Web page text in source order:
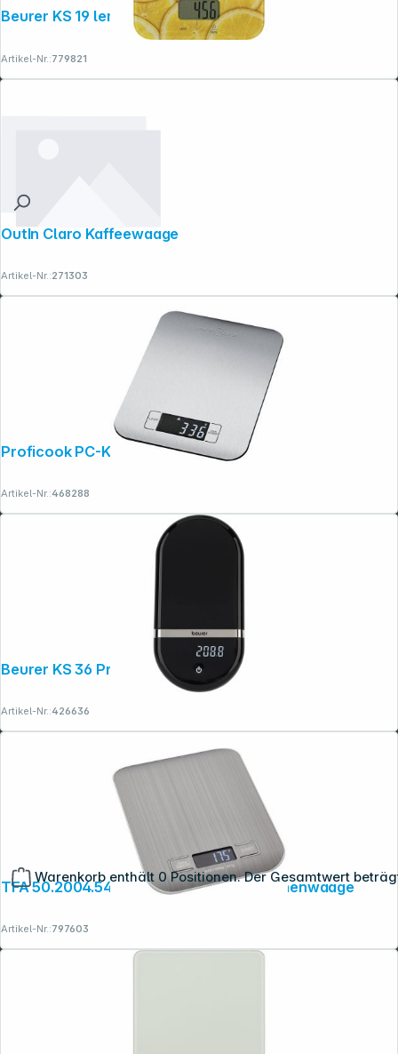
Warenkorb enthält 0 Positionen. Der Gesamtwert
Beurer KS 19 lemon
Artikel-Nr.:779821
OutIn Claro Kaffeewaage
Artikel-Nr.:271303
Proficook PC-KW 1061
Artikel-Nr.:468288
Beurer KS 36 Präzisionswaage
Artikel-Nr.:426636
TFA 50.2004.54 AMARETTI Digitale Küchenwaage
Artikel-Nr.:797603